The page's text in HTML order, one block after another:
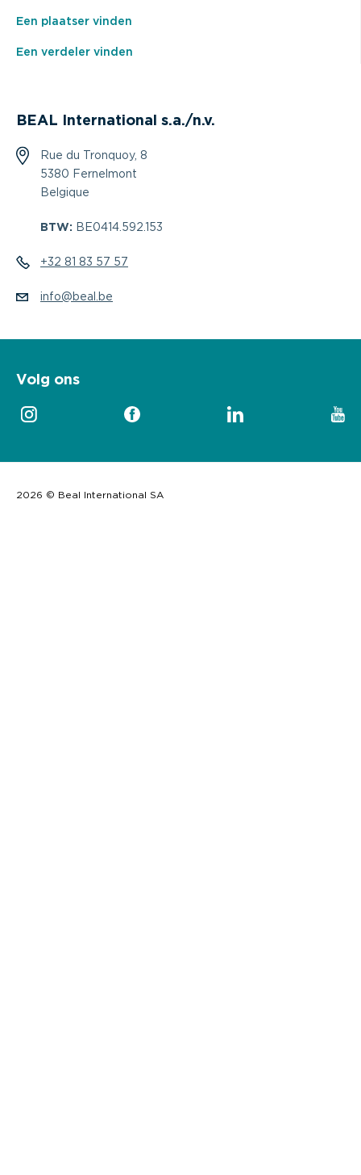
Een plaatser vinden
Een verdeler vinden
BEAL International s.a./n.v.
Rue du Tronquoy, 8
5380 Fernelmont
Belgique
BTW: BE0414.592.153
+32 81 83 57 57
info@beal.be
Volg ons
2026 © Beal International SA